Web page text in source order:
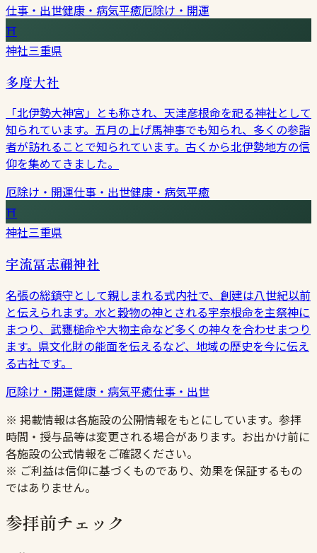
仕事・出世健康・病気平癒厄除け・開運
⛩
神社三重県
多度大社
「北伊勢大神宮」とも称され、天津彦根命を祀る神社として
知られています。五月の上げ馬神事でも知られ、多くの参詣
者が訪れることで知られています。古くから北伊勢地方の信
仰を集めてきました。
厄除け・開運仕事・出世健康・病気平癒
⛩
神社三重県
宇流冨志禰神社
名張の総鎮守として親しまれる式内社で、創建は八世紀以前
と伝えられます。水と穀物の神とされる宇奈根命を主祭神に
まつり、武甕槌命や大物主命など多くの神々を合わせまつり
ます。県文化財の能面を伝えるなど、地域の歴史を今に伝え
る古社です。
厄除け・開運健康・病気平癒仕事・出世
※ 掲載情報は各施設の公開情報をもとにしています。参拝
時間・授与品等は変更される場合があります。お出かけ前に
各施設の公式情報をご確認ください。
※ ご利益は信仰に基づくものであり、効果を保証するもの
ではありません。
参拝前チェック